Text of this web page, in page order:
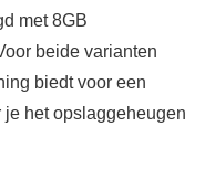
met 8GB
beide varianten
biedt voor een
het opslaggeheugen